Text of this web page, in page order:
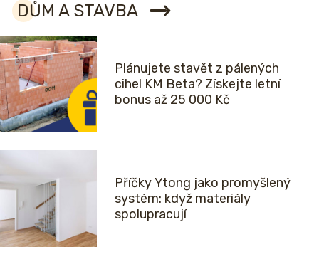
DŮM A STAVBA
Plánujete stavět z pálených
cihel KM Beta? Získejte letní
bonus až 25 000 Kč
Příčky Ytong jako promyšlený
systém: když materiály
spolupracují